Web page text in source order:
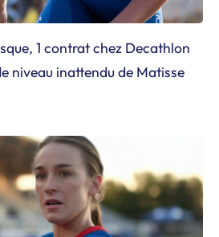
1 contrat chez Decathlon
niveau inattendu de Matisse